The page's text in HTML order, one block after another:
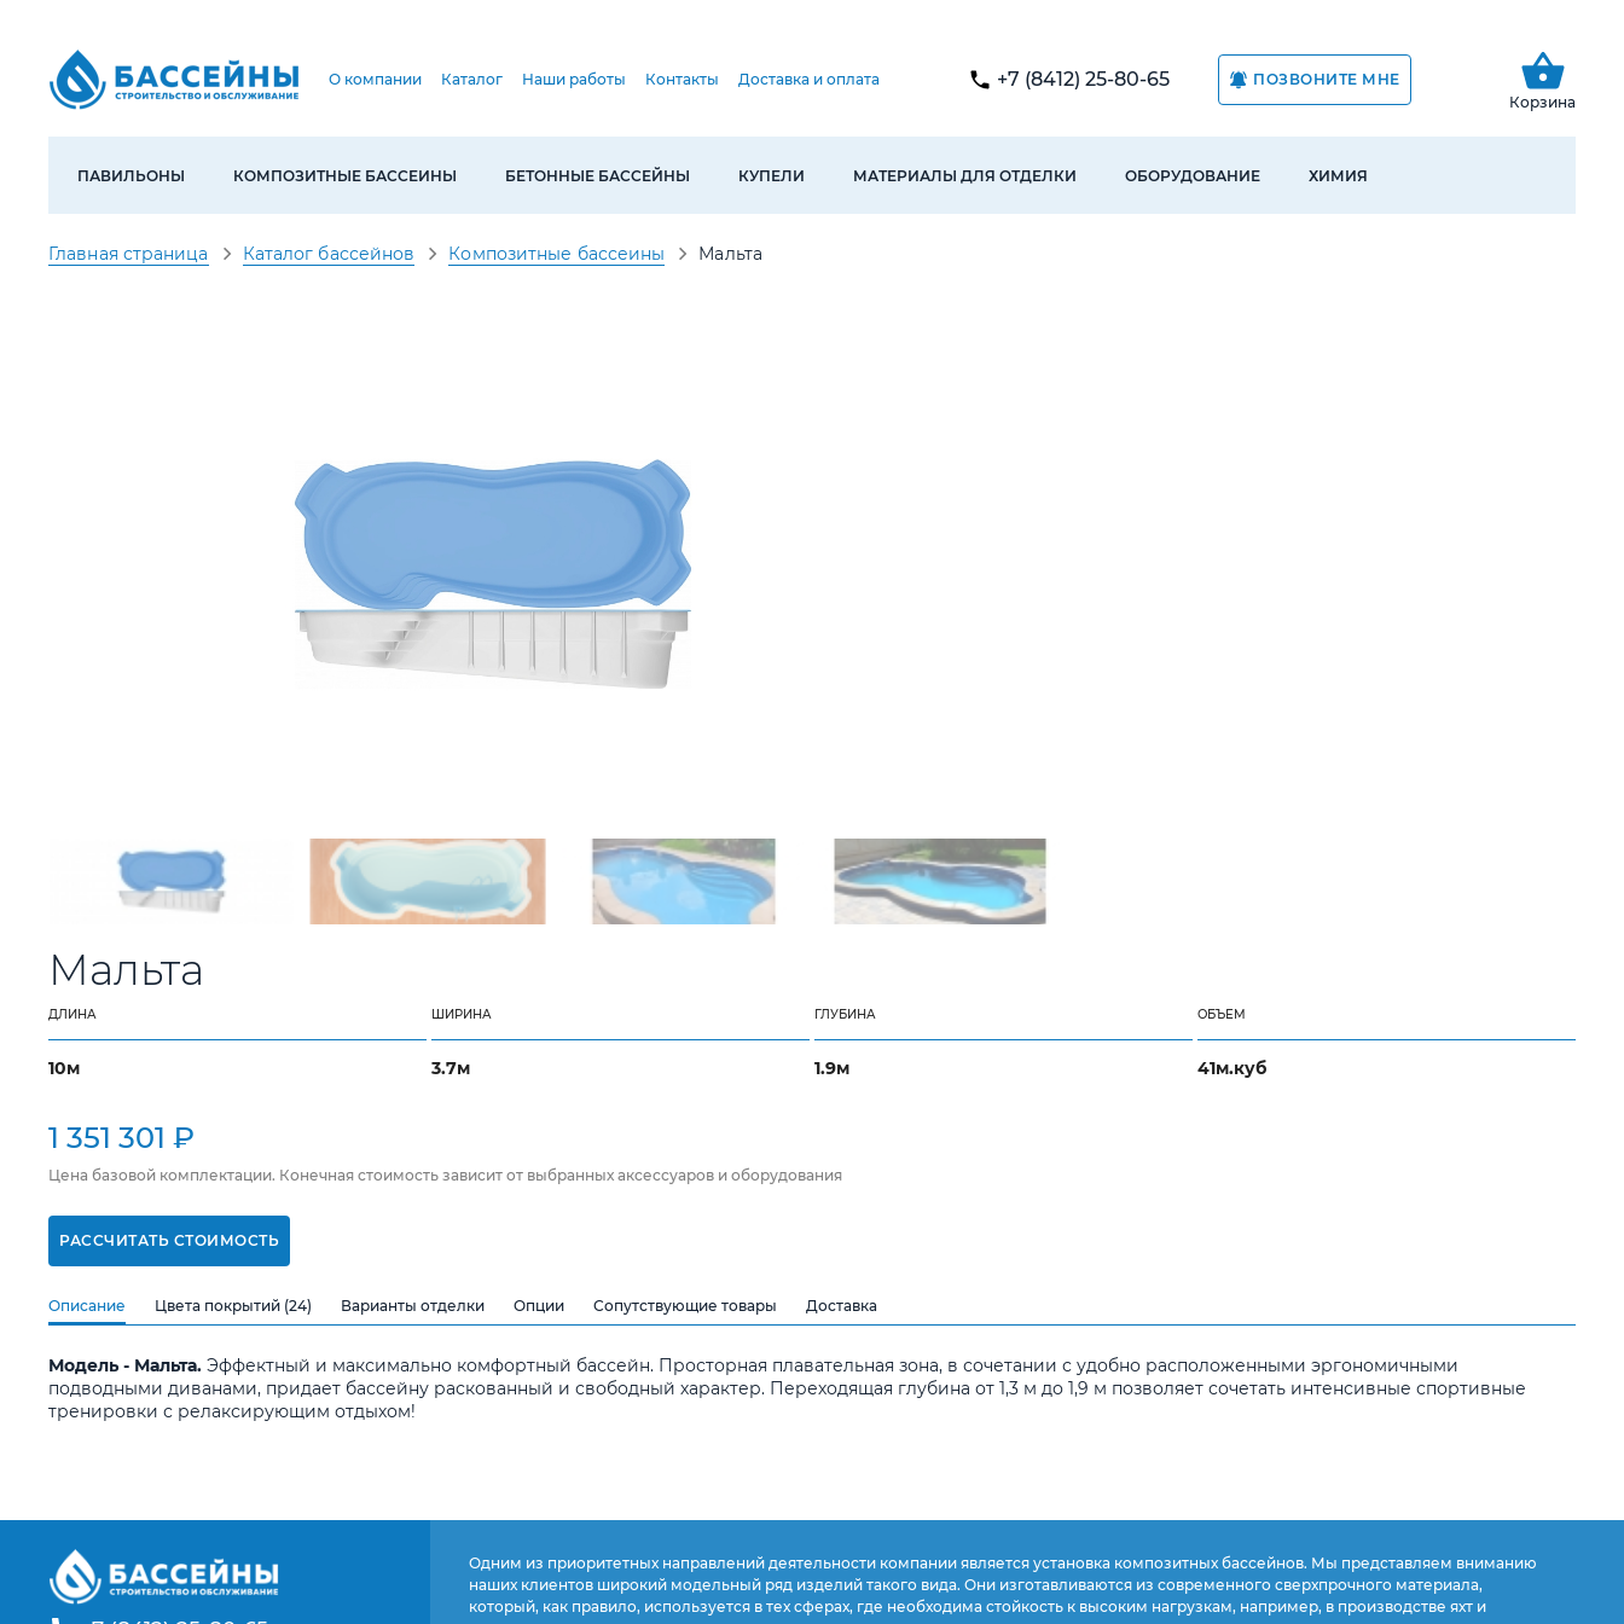
О компании Каталог Наши работы Контакты Доставка и оплата +7 (8412) 25-80-65
ПОЗВОНИТЕ МНЕ
Корзина
ПАВИЛЬОНЫ КОМПОЗИТНЫЕ БАССЕИНЫ БЕТОННЫЕ БАССЕЙНЫ КУПЕЛИ МАТЕРИАЛЫ ДЛЯ ОТДЕЛКИ ОБОРУДОВАНИЕ ХИМИЯ
Главная страница Каталог бассейнов Композитные бассеины Мальта
Мальта
ДЛИНА
10м
ШИРИНА
3.7м
ГЛУБИНА
1.9м
ОБЪЕМ
41м.куб
1 351 301 ₽
Цена базовой комплектации. Конечная стоимость зависит от выбранных аксессуаров и оборудования
РАССЧИТАТЬ СТОИМОСТЬ
Описание Цвета покрытий (24) Варианты отделки Опции Сопутствующие товары Доставка
Модель - Мальта. Эффектный и максимально комфортный бассейн. Просторная плавательная зона, в сочетании с удобно расположенными эргономичными
подводными диванами, придает бассейну раскованный и свободный характер. Переходящая глубина от 1,3 м до 1,9 м позволяет сочетать интенсивные спортивные
тренировки с релаксирующим отдыхом!
Одним из приоритетных направлений деятельности компании является установка композитных бассейнов. Мы представляем вниманию
наших клиентов широкий модельный ряд изделий такого вида. Они изготавливаются из современного сверхпрочного материала,
который, как правило, используется в тех сферах, где необходима стойкость к высоким нагрузкам, например, в производстве яхт и